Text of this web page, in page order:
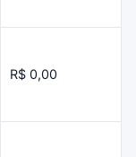
R$ 0,00